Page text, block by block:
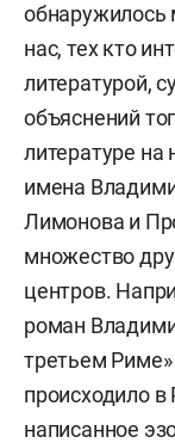
обнаружилось
нас, тех кто
литературой,
объяснений
литературе на
имена
Лимонова и
множество
центров.
роман
третьем Риме»
происходило в
написанное